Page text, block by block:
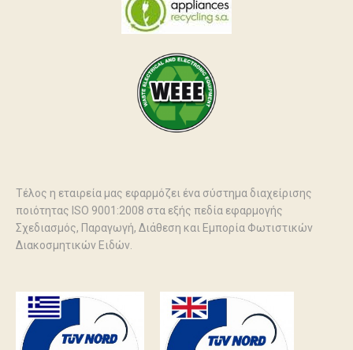
Τέλος η εταιρεία μας εφαρμόζει ένα σύστημα διαχείρισης
ποιότητας ISO 9001:2008 στα εξής πεδία εφαρμογής
Σχεδιασμός, Παραγωγή, Διάθεση και Εμπορία Φωτιστικών
Διακοσμητικών Ειδών.